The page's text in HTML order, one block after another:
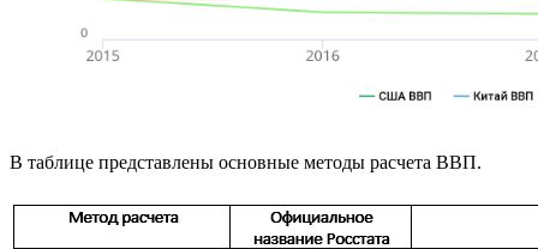
В таблице представлены основные методы расчета ВВП.